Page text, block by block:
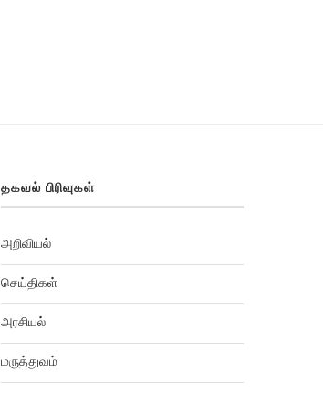
தகவல் பிரிவுகள்
அறிவியல்
செய்திகள்
அரசியல்
மருத்துவம்